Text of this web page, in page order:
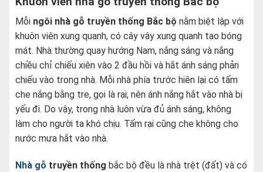
Mỗi ngôi nhà gỗ truyền thống Bắc bộ nằm biệt lập với
khuôn viên xung quanh, có cây vây xung quanh tạo bóng
mát. Nhà thường quay hướng Nam, nắng sáng và nắng
chiều chỉ chiếu xiên vào 2 đầu hồi và hắt ánh sáng phản
chiếu vào trong nhà. Mỗi nhà phía trước hiên lại có tấm
che nắng bằng tre, gọi là rại, nên ánh nắng hắt vào nhà bị
yếu đi. Do vậy, trong nhà luôn vừa đủ ánh sáng, không
làm cho người ta khó chịu. Tấm rại cũng che không cho
nước mưa hắt vào nhà.
Nhà gỗ truyền thống bắc bộ đều là nhà trệt (đất) và có